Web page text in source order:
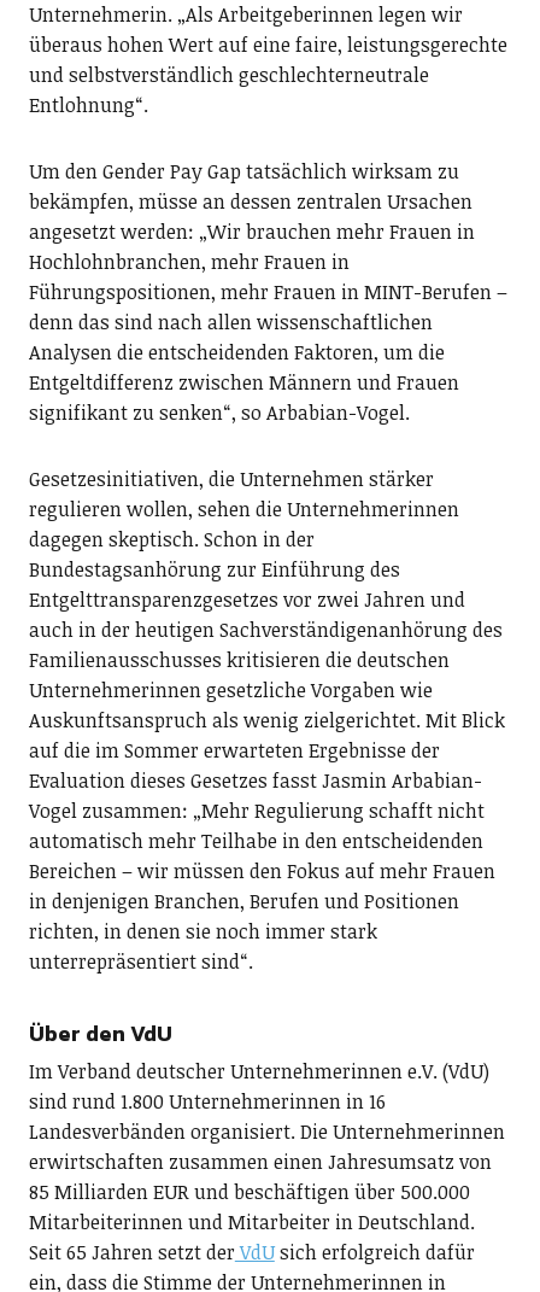
Unternehmerin. „Als Arbeitgeberinnen legen wir
überaus hohen Wert auf eine faire, leistungsgerechte
und selbstverständlich geschlechterneutrale
Entlohnung“.
Um den Gender Pay Gap tatsächlich wirksam zu
bekämpfen, müsse an dessen zentralen Ursachen
angesetzt werden: „Wir brauchen mehr Frauen in
Hochlohnbranchen, mehr Frauen in
Führungspositionen, mehr Frauen in MINT-Berufen –
denn das sind nach allen wissenschaftlichen
Analysen die entscheidenden Faktoren, um die
Entgeltdifferenz zwischen Männern und Frauen
signifikant zu senken“, so Arbabian-Vogel.
Gesetzesinitiativen, die Unternehmen stärker
regulieren wollen, sehen die Unternehmerinnen
dagegen skeptisch. Schon in der
Bundestagsanhörung zur Einführung des
Entgelttransparenzgesetzes vor zwei Jahren und
auch in der heutigen Sachverständigenanhörung des
Familienausschusses kritisieren die deutschen
Unternehmerinnen gesetzliche Vorgaben wie
Auskunftsanspruch als wenig zielgerichtet. Mit Blick
auf die im Sommer erwarteten Ergebnisse der
Evaluation dieses Gesetzes fasst Jasmin Arbabian-
Vogel zusammen: „Mehr Regulierung schafft nicht
automatisch mehr Teilhabe in den entscheidenden
Bereichen – wir müssen den Fokus auf mehr Frauen
in denjenigen Branchen, Berufen und Positionen
richten, in denen sie noch immer stark
unterrepräsentiert sind“.
Über den VdU
Im Verband deutscher Unternehmerinnen e.V. (VdU)
sind rund 1.800 Unternehmerinnen in 16
Landesverbänden organisiert. Die Unternehmerinnen
erwirtschaften zusammen einen Jahresumsatz von
85 Milliarden EUR und beschäftigen über 500.000
Mitarbeiterinnen und Mitarbeiter in Deutschland.
Seit 65 Jahren setzt derVdUsich erfolgreich dafür
ein, dass die Stimme der Unternehmerinnen in